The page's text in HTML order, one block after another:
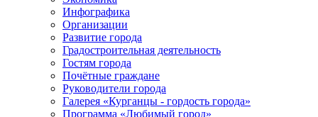
Инфографика
Организации
Развитие города
Градостроительная деятельность
Гостям города
Почётные граждане
Руководители города
Галерея «Курганцы - гордость города»
Программа «Любимый город»